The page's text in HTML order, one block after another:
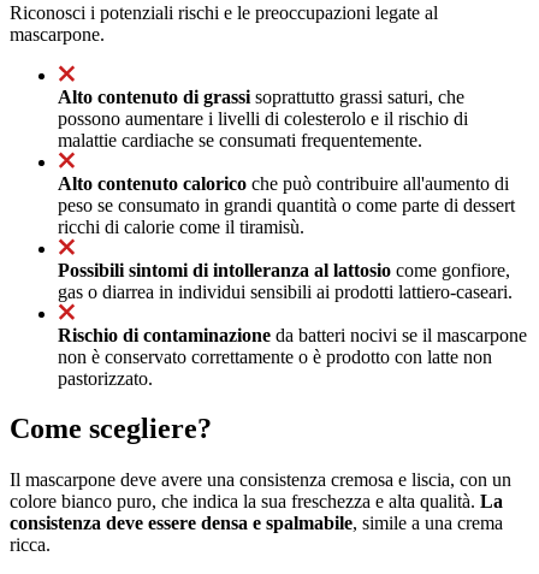
Riconosci i potenziali rischi e le preoccupazioni legate al
mascarpone.
Alto contenuto di grassi soprattutto grassi saturi, che
possono aumentare i livelli di colesterolo e il rischio di
malattie cardiache se consumati frequentemente.
Alto contenuto calorico che può contribuire all'aumento di
peso se consumato in grandi quantità o come parte di dessert
ricchi di calorie come il tiramisù.
Possibili sintomi di intolleranza al lattosio come gonfiore,
gas o diarrea in individui sensibili ai prodotti lattiero-caseari.
Rischio di contaminazione da batteri nocivi se il mascarpone
non è conservato correttamente o è prodotto con latte non
pastorizzato.
Come scegliere?
Il mascarpone deve avere una consistenza cremosa e liscia, con un
colore bianco puro, che indica la sua freschezza e alta qualità. La
consistenza deve essere densa e spalmabile, simile a una crema
ricca.